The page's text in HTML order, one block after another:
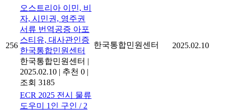
256
오스트리아 이민, 비
자, 시민권, 영주권
서류 번역공증 아포
스티유, 대사관인증
한국통합민원센터
한국통합민원센터 |
2025.02.10 | 추천 0 |
조회 3185
한국통합민원센터 2025.02.10
ECR 2025 전시 물류
도우미 1인 구인 / 2